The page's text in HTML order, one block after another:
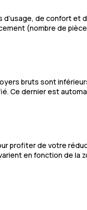
d’usage, de confort et
(nombre de
bruts sont
Ce dernier est
profiter de votre
en fonction de la